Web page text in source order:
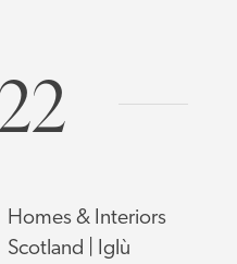
Homes & Interiors
Scotland | Iglù